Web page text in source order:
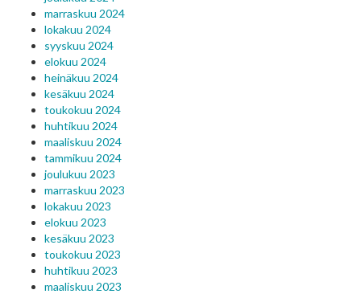
marraskuu 2024
lokakuu 2024
syyskuu 2024
elokuu 2024
heinäkuu 2024
kesäkuu 2024
toukokuu 2024
huhtikuu 2024
maaliskuu 2024
tammikuu 2024
joulukuu 2023
marraskuu 2023
lokakuu 2023
elokuu 2023
kesäkuu 2023
toukokuu 2023
huhtikuu 2023
maaliskuu 2023